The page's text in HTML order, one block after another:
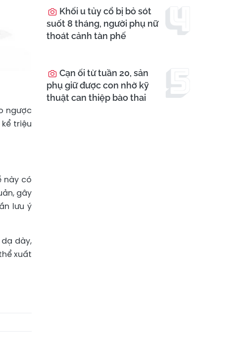
ngược
triệu
này có
gây
lưu ý
dày,
xuất
Khối u tủy cổ bị bỏ sót
suốt 8 tháng, người phụ nữ
thoát cảnh tàn phế
Cạn ối từ tuần 20, sản
phụ giữ được con nhờ kỹ
thuật can thiệp bào thai